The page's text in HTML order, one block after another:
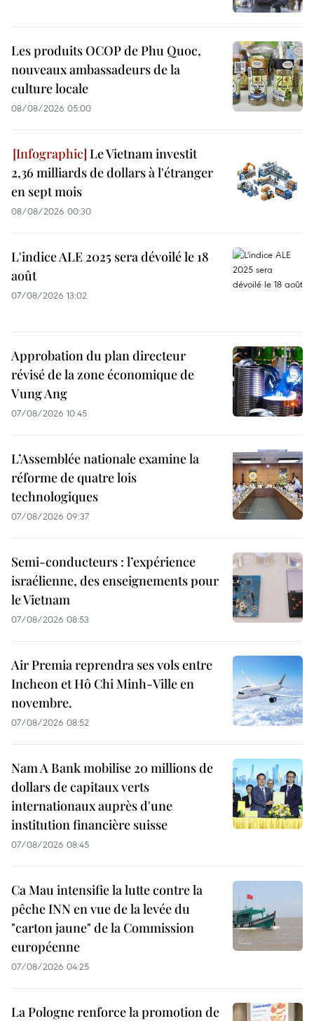
Les produits OCOP de Phu Quoc,
nouveaux ambassadeurs de la
culture locale
08/08/2026 05:00
Le Vietnam investit
2,36 milliards de dollars à l'étranger
en sept mois
08/08/2026 00:30
L'indice ALE 2025 sera dévoilé le 18
août
07/08/2026 13:02
Approbation du plan directeur
révisé de la zone économique de
Vung Ang
07/08/2026 10:45
L’Assemblée nationale examine la
réforme de quatre lois
technologiques
07/08/2026 09:37
Semi-conducteurs : l’expérience
israélienne, des enseignements pour
le Vietnam
07/08/2026 08:53
Air Premia reprendra ses vols entre
Incheon et Hô Chi Minh-Ville en
novembre.
07/08/2026 08:52
Nam A Bank mobilise 20 millions de
dollars de capitaux verts
internationaux auprès d'une
institution financière suisse
07/08/2026 08:45
Ca Mau intensifie la lutte contre la
pêche INN en vue de la levée du
"carton jaune" de la Commission
européenne
07/08/2026 04:25
La Pologne renforce la promotion de